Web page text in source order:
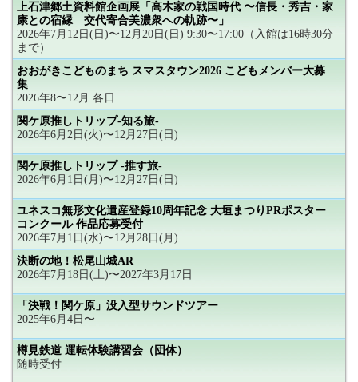
上石津郷土資料館企画展「高木家の戦国時代 〜信長・秀吉・家
康との宿縁 交代寄合美濃衆への軌跡〜」
2026年7月12日(日)〜12月20日(日) 9:30〜17:00（入館は16時30分
まで）
おおがきこどものまち スマスタウン2026 こどもメンバー大募
集
2026年8〜12月 各日
関ケ原推しトリップ-知る旅-
2026年6月2日(火)〜12月27日(日)
関ケ原推しトリップ -推す旅-
2026年6月1日(月)〜12月27日(日)
ユネスコ無形文化遺産登録10周年記念 大垣まつりPRポスター
コンクール 作品応募受付
2026年7月1日(水)〜12月28日(月)
決断の地！松尾山城AR
2026年7月18日(土)〜2027年3月17日
「決戦！関ケ原」没入型サウンドツアー
2025年6月4日〜
樽見鉄道 運転体験講習会（団体）
随時受付